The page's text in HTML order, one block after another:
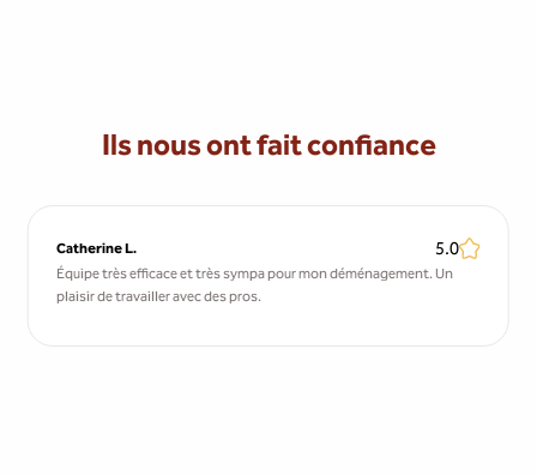
Ils nous ont fait confiance
Catherine L. 5.0
Équipe très efficace et très sympa pour mon déménagement. Un
plaisir de travailler avec des pros.